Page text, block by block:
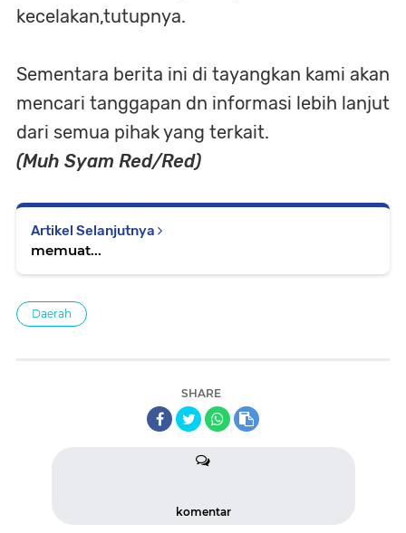
kecelakan,tutupnya.
Sementara berita ini di tayangkan kami akan
mencari tanggapan dn informasi lebih lanjut
dari semua pihak yang terkait.
(Muh Syam Red/Red)
Artikel Selanjutnya
memuat...
Daerah
SHARE
komentar